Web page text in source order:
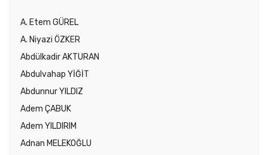
A. Etem GÜREL
A. Niyazi ÖZKER
Abdülkadir AKTURAN
Abdulvahap YİĞİT
Abdunnur YILDIZ
Adem ÇABUK
Adem YILDIRIM
Adnan MELEKOĞLU